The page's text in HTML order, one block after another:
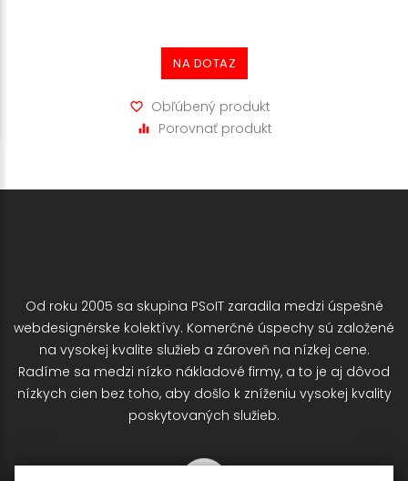
NA DOTAZ
Obľúbený produkt
Porovnať produkt
Od roku 2005 sa skupina PSoIT zaradila medzi úspešné
webdesignérske kolektívy. Komerčné úspechy sú založené
na vysokej kvalite služieb a zároveň na nízkej cene.
Radíme sa medzi nízko nákladové firmy, a to je aj dôvod
nízkych cien bez toho, aby došlo k zníženiu vysokej kvality
poskytovaných služieb.